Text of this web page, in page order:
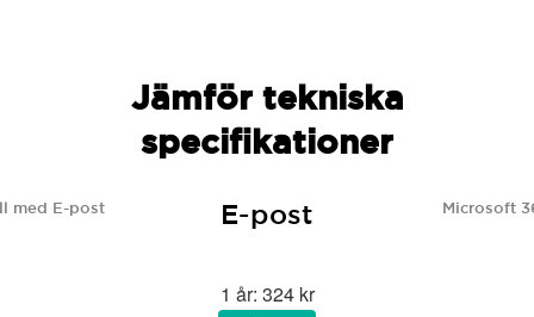
Jämför tekniska
specifikationer
med E-post E-post Microsoft
1 år: 324 kr